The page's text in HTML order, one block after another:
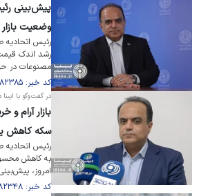
پیش‌بینی
وضعیت بازار
رئیس اتحادیه
رشد اندک
مصنوعات در
کد خبر: ۱۸۲۳۸۵ تاریخ انتشار : ۱۴۰۵/۰۱/۲۴
در گفت‌و‌گو با
بازار آرام
سکه کاهش
رئیس اتحادیه
به کاهش
امروز، پیش‌بینی
کد خبر: ۱۸۲۳۴۸ تاریخ انتشار : ۱۴۰۵/۰۱/۲۲